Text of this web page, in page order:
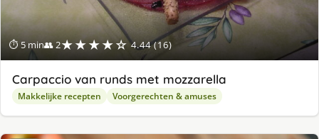
⏱ 5 min👥 2★★★★☆ 4.44 (16)
Carpaccio van runds met mozzarella
Makkelijke recepten Voorgerechten & amuses